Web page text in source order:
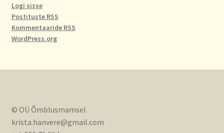
Logi sisse
Postituste RSS
Kommentaaride RSS
WordPress.org
© OÜ Õmblusmamsel
krista.hanvere@gmail.com